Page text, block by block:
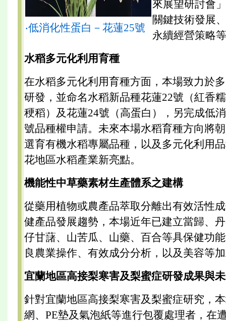
‧低消化性蛋白－花蓮25號
來展望研討會
關鍵技術發展
永續經營策略
水稻多元化利用育種
在水稻多元化利用育種方面，本場致力於
研發，並命名水稻新品種花蓮22號（紅香
稉稻）及花蓮24號（高蛋白），另完成低
號品種權申請。未來本場水稻育種方向將
選育有機水稻專屬品種，以及多元化利用
花地區水稻產業新亮點。
機能性中草藥素材生產體系之建構
從藥用植物或農產品萃取分離出有效活性
健產品發展趨勢，本場近年已建立當歸、
仔甘藷、山苦瓜、山藥、百合等具保健功
良農業操作、有效成分分析，以及美容等
宜蘭地區高接梨寒害及梨蜜症研發成果與
針對宜蘭地區高接梨寒害及梨蜜症研究，
網、PE墊及氣泡紙等進行包覆處理者，在